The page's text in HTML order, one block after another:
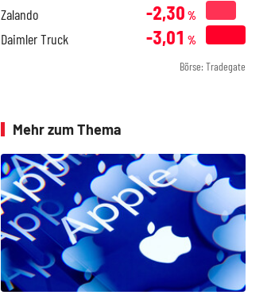
Zalando -2,30 %
Daimler Truck -3,01 %
Börse: Tradegate
Mehr zum Thema